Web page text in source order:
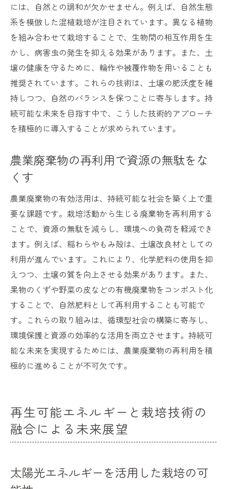
には、自然との調和が欠かせません。例えば、自然生態
系を模倣した混植栽培が注目されています。異なる植物
を組み合わせて栽培することで、生物間の相互作用を生
かし、病害虫の発生を抑える効果があります。また、土
壌の健康を守るために、輪作や被覆作物を用いることも
推奨されています。これらの技術は、土壌の肥沃度を維
持しつつ、自然のバランスを保つことに寄与します。持
続可能な未来を目指す中で、こうした技術的アプローチ
を積極的に導入することが求められています。
農業廃棄物の再利用で資源の無駄をな
くす
農業廃棄物の有効活用は、持続可能な社会を築く上で重
要な課題です。栽培活動から生じる廃棄物を再利用する
ことで、資源の無駄を減らし、環境への負荷を軽減でき
ます。例えば、稲わらやもみ殻は、土壌改良材としての
利用が進んでいます。これにより、化学肥料の使用を抑
えつつ、土壌の質を向上させる効果があります。また、
果物のくずや野菜の皮などの有機廃棄物をコンポスト化
することで、自然肥料として再利用することも可能で
す。これらの取り組みは、循環型社会の構築に寄与し、
環境保護と資源の効率的な活用を両立させます。持続可
能な未来を実現するためには、農業廃棄物の再利用を積
極的に進めることが不可欠です。
再生可能エネルギーと栽培技術の
融合による未来展望
太陽光エネルギーを活用した栽培の可